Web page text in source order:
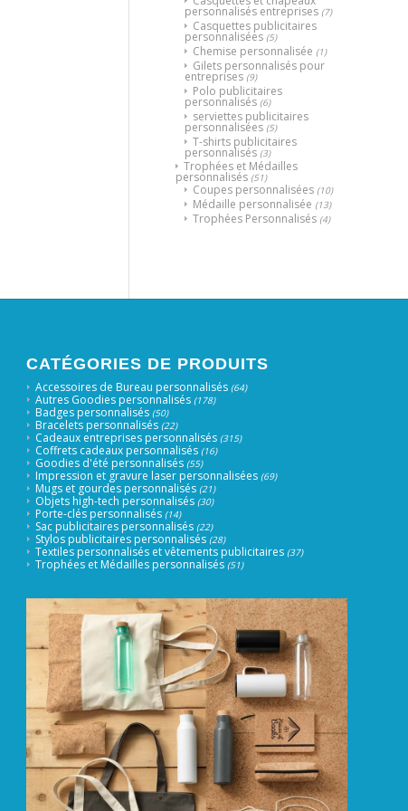
personnalisés entreprises (7)
Casquettes publicitaires
personnalisées (5)
Chemise personnalisée (1)
Gilets personnalisés pour
entreprises (9)
Polo publicitaires
personnalisés (6)
serviettes publicitaires
personnalisées (5)
T-shirts publicitaires
personnalisés (3)
Trophées et Médailles
personnalisés (51)
Coupes personnalisées (10)
Médaille personnalisée (13)
Trophées Personnalisés (4)
CATÉGORIES DE PRODUITS
Accessoires de Bureau personnalisés (64)
Autres Goodies personnalisés (178)
Badges personnalisés (50)
Bracelets personnalisés (22)
Cadeaux entreprises personnalisés (315)
Coffrets cadeaux personnalisés (16)
Goodies d'été personnalisés (55)
Impression et gravure laser personnalisées (69)
Mugs et gourdes personnalisés (21)
Objets high-tech personnalisés (30)
Porte-clés personnalisés (14)
Sac publicitaires personnalisés (22)
Stylos publicitaires personnalisés (28)
Textiles personnalisés et vêtements publicitaires (37)
Trophées et Médailles personnalisés (51)